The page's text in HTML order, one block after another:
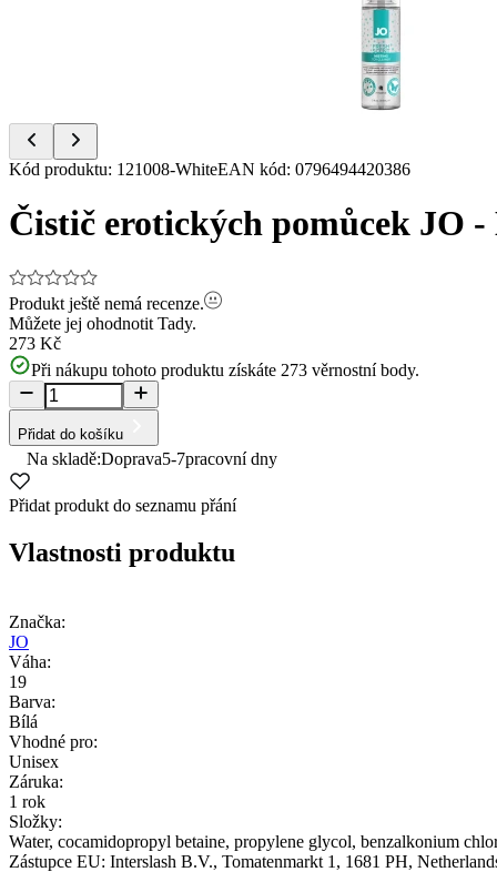
Item
of
2
Kód produktu: 121008-WhiteEAN kód: 0796494420386
Čistič erotických pomůcek JO
Produkt ještě nemá recenze.
Můžete jej ohodnotit Tady.
273 Kč
Při nákupu tohoto produktu získáte 273 věrnostní body.
Přidat do košíku
Na skladě:Doprava5-7pracovní dny
Přidat produkt do seznamu přání
Vlastnosti produktu
Značka:
JO
Váha:
19
Barva:
Bílá
Vhodné pro:
Unisex
Záruka:
1 rok
Složky:
Water, cocamidopropyl betaine, propylene glycol, benzalkonium
Zástupce EU: Interslash B.V., Tomatenmarkt 1 , 1681 PH,